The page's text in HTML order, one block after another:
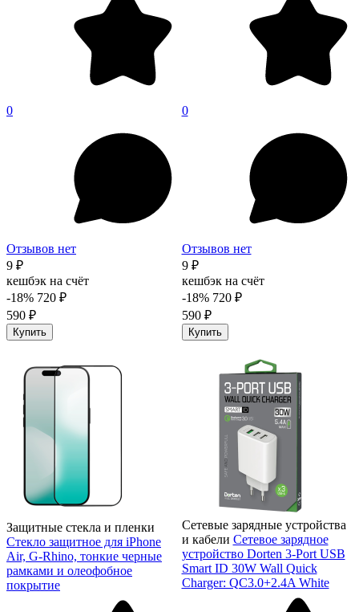
0
Отзывов нет
9 ₽
кешбэк на счёт
-18% 720 ₽
590 ₽
Купить
0
Отзывов нет
9 ₽
кешбэк на счёт
-18% 720 ₽
590 ₽
Купить
Защитные стекла и пленки
Стекло защитное для iPhone
Air, G-Rhino, тонкие черные
рамками и олеофобное
покрытие
Сетевые зарядные устройства
и кабели Сетевое зарядное
устройство Dorten 3-Port USB
Smart ID 30W Wall Quick
Charger: QC3.0+2.4A White